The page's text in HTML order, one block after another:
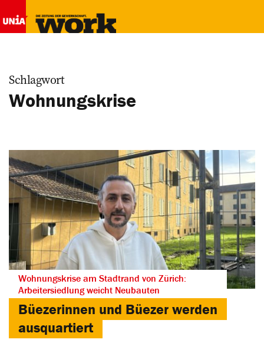
Schlagwort
Wohnungskrise
Wohnungskrise am Stadtrand von Zürich:
Arbeitersiedlung weicht Neubauten
Büezerinnen und Büezer werden
ausquartiert